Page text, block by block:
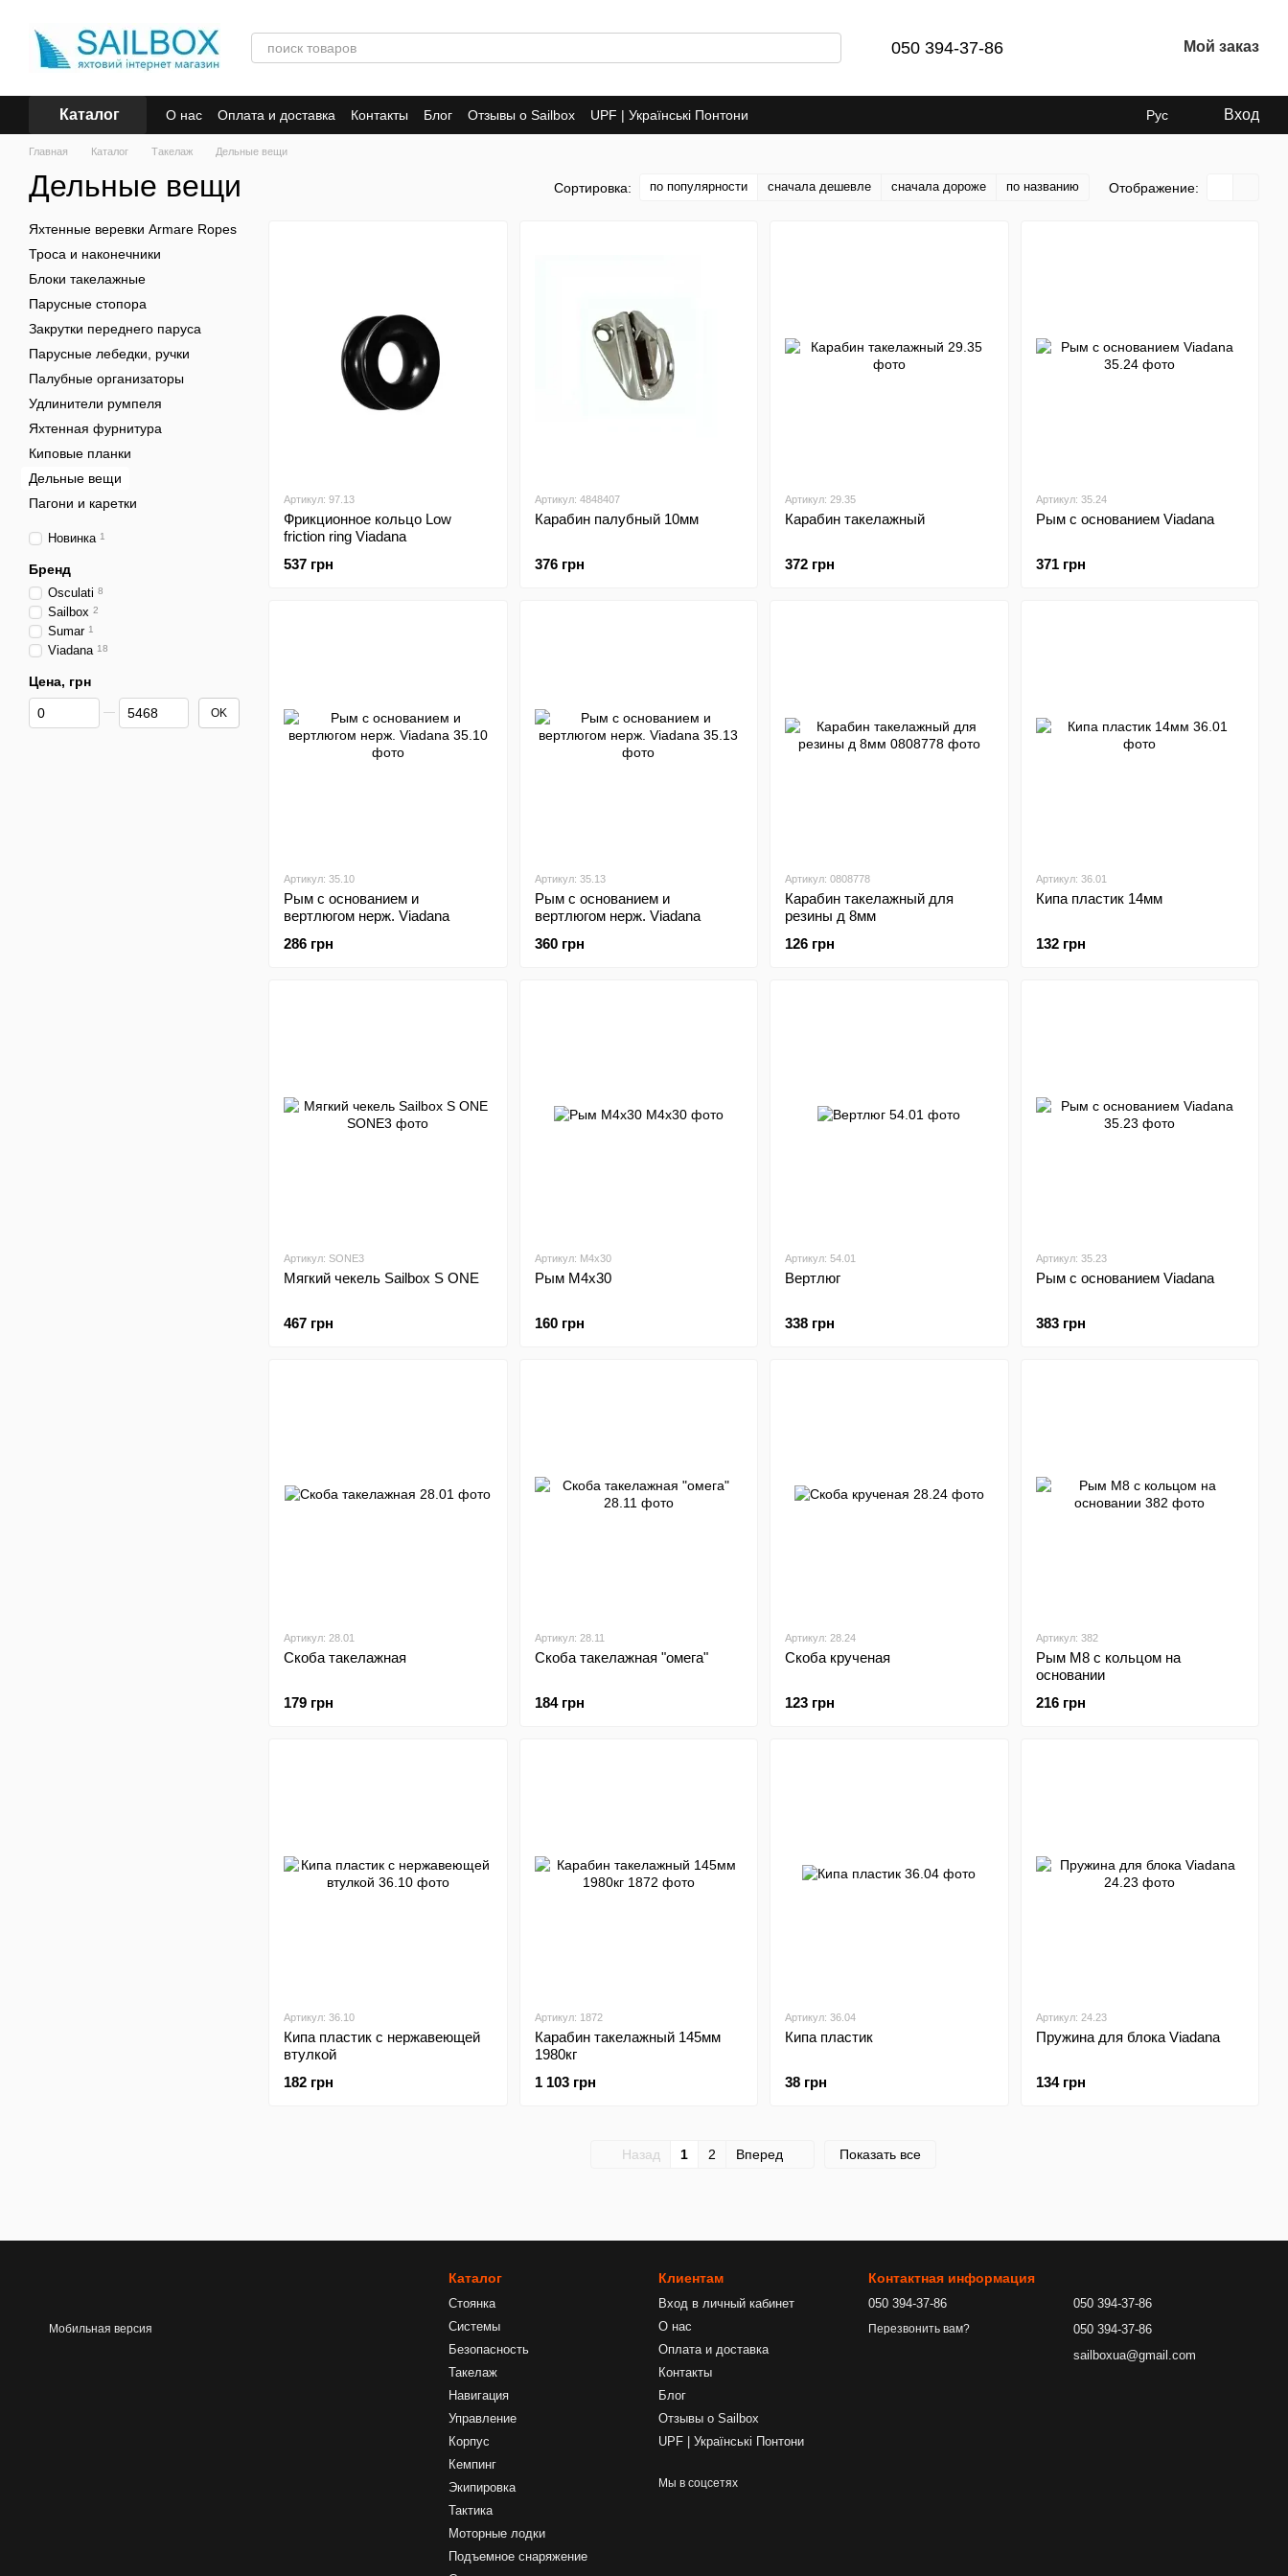
050 394-37-86 Мой заказ
Каталог О нас Оплата и доставка Контакты Блог Отзывы о Sailbox UPF | Українські Понтони Рус Вход
Главная Каталог Такелаж Дельные вещи
Дельные вещи Сортировка: по популярности сначала дешевле сначала дороже по названию Отображение:
Артикул: 97.13
Фрикционное кольцо Low
friction ring Viadana
537 грн
Артикул: 4848407
Карабин палубный 10мм
376 грн
Артикул: 29.35
Карабин такелажный
372 грн
Артикул: 35.24
Рым с основанием Viadana
371 грн
Артикул: 35.10
Рым с основанием и
вертлюгом нерж. Viadana
286 грн
Артикул: 35.13
Рым с основанием и
вертлюгом нерж. Viadana
360 грн
Артикул: 0808778
Карабин такелажный для
резины д 8мм
126 грн
Артикул: 36.01
Кипа пластик 14мм
132 грн
Артикул: SONE3
Мягкий чекель Sailbox S ONE
467 грн
Артикул: М4х30
Рым М4х30
160 грн
Артикул: 54.01
Вертлюг
338 грн
Артикул: 35.23
Рым с основанием Viadana
383 грн
Артикул: 28.01
Скоба такелажная
179 грн
Артикул: 28.11
Скоба такелажная "омега"
184 грн
Артикул: 28.24
Скоба крученая
123 грн
Артикул: 382
Рым М8 с кольцом на
основании
216 грн
Артикул: 36.10
Кипа пластик c нержавеющей
втулкой
182 грн
Артикул: 1872
Карабин такелажный 145мм
1980кг
1 103 грн
Артикул: 36.04
Кипа пластик
38 грн
Артикул: 24.23
Пружина для блока Viadana
134 грн
Назад 1 2 Вперед Показать все
Яхтенные веревки Armare Ropes
Троса и наконечники
Блоки такелажные
Парусные стопора
Закрутки переднего паруса
Парусные лебедки, ручки
Палубные организаторы
Удлинители румпеля
Яхтенная фурнитура
Киповые планки
Дельные вещи
Пагони и каретки
Новинка 1
Бренд
Osculati 8
Sailbox 2
Sumar 1
Viadana 18
Цена, грн
От Цена, грн
До Цена, грн OK
Мобильная версия
Каталог
Стоянка
Системы
Безопасность
Такелаж
Навигация
Управление
Корпус
Кемпинг
Экипировка
Тактика
Моторные лодки
Подъемное снаряжение
Клиентам
Вход в личный кабинет
О нас
Оплата и доставка
Контакты
Блог
Отзывы о Sailbox
UPF | Українські Понтони
Мы в соцсетях
Контактная информация
050 394-37-86
Перезвонить вам?
050 394-37-86
050 394-37-86
sailboxua@gmail.com